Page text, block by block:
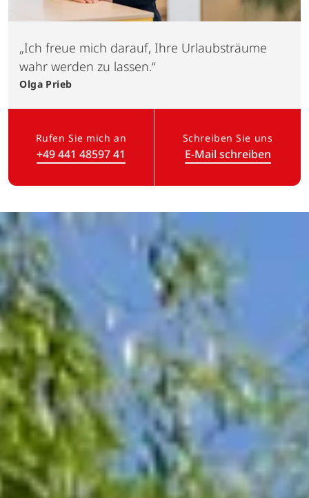
„Ich freue mich darauf, Ihre Urlaubsträume
wahr werden zu lassen.“
Olga Prieb
Rufen Sie mich an
+49 441 48597 41(Link öffnet in neuem Tab)
Schreiben Sie uns
E-Mail schreiben